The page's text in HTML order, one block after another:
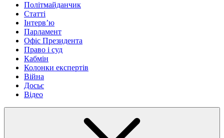
Політмайданчик
Статті
Інтервʼю
Парламент
Офіс Президента
Право і суд
Кабмін
Колонки експертів
Війна
Досьє
Відео